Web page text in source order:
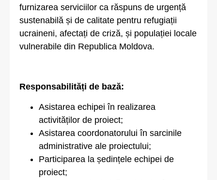
furnizarea serviciilor ca răspuns de urgență
sustenabilă și de calitate pentru refugiații
ucraineni, afectați de criză, și populației locale
vulnerabile din Republica Moldova.
Responsabilități de bază:
Asistarea echipei în realizarea
activităților de proiect;
Asistarea coordonatorului în sarcinile
administrative ale proiectului;
Participarea la ședințele echipei de
proiect;